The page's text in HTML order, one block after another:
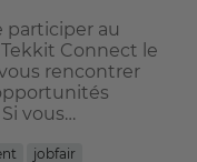
participer au
Connect le
rencontrer
vous…
jobfair